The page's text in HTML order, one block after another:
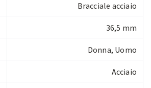
Bracciale acciaio
36,5 mm
Donna, Uomo
Acciaio